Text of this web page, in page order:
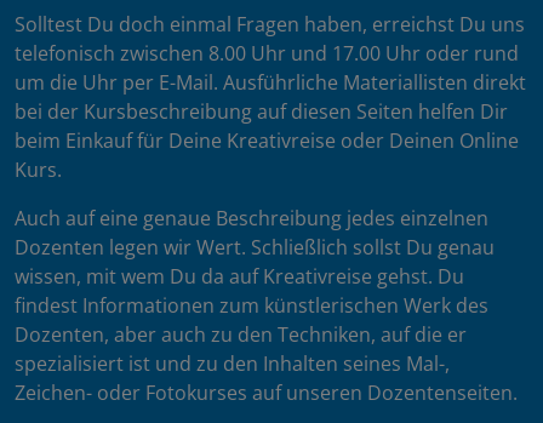
Solltest Du doch einmal Fragen haben, erreichst Du uns
telefonisch zwischen 8.00 Uhr und 17.00 Uhr oder rund
um die Uhr per E-Mail. Ausführliche Materiallisten direkt
bei der Kursbeschreibung auf diesen Seiten helfen Dir
beim Einkauf für Deine Kreativreise oder Deinen Online
Kurs.
Auch auf eine genaue Beschreibung jedes einzelnen
Dozenten legen wir Wert. Schließlich sollst Du genau
wissen, mit wem Du da auf Kreativreise gehst. Du
findest Informationen zum künstlerischen Werk des
Dozenten, aber auch zu den Techniken, auf die er
spezialisiert ist und zu den Inhalten seines Mal-,
Zeichen- oder Fotokurses auf unseren Dozentenseiten.